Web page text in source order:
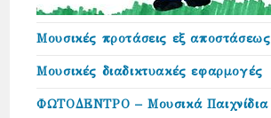
Μουσικές προτάσεις εξ αποστάσεως
Μουσικές διαδικτυακές εφαρμογές
ΦΩΤΟΔΕΝΤΡΟ – Μουσικά Παιχνίδια